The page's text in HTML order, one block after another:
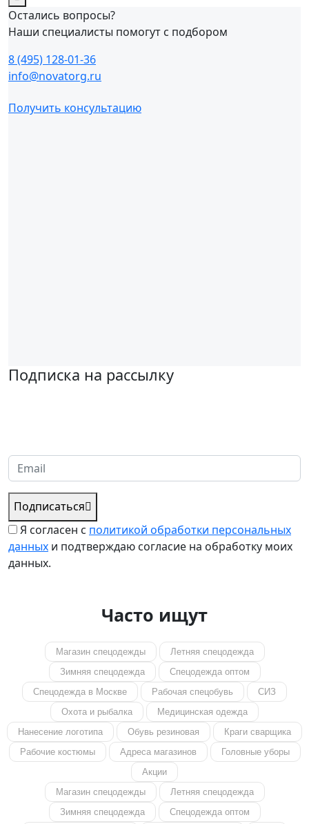
Остались вопросы?
Наши специалисты помогут с подбором
8 (495) 128-01-36
info@novatorg.ru
Получить консультацию
Подписка на рассылку
Подписаться
Я согласен с политикой обработки персональных
данных и подтверждаю согласие на обработку моих
данных.
Часто ищут
Магазин спецодежды
Летняя спецодежда
Зимняя спецодежда
Спецодежда оптом
Спецодежда в Москве
Рабочая спецобувь
СИЗ
Охота и рыбалка
Медицинская одежда
Нанесение логотипа
Обувь резиновая
Краги сварщика
Рабочие костюмы
Адреса магазинов
Головные уборы
Акции
Магазин спецодежды
Летняя спецодежда
Зимняя спецодежда
Спецодежда оптом